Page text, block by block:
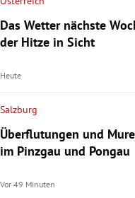
Das Wetter nächste
der Hitze in Sicht
Heute
Salzburg
Überflutungen und
im Pinzgau und Pongau
Vor 49 Minuten